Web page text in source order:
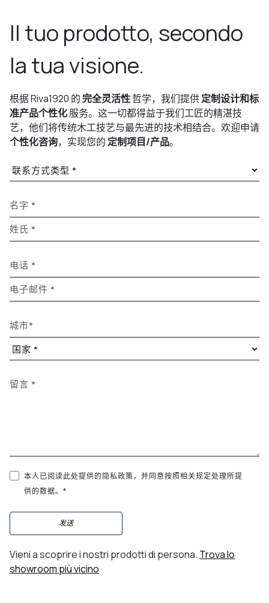
Il tuo prodotto, secondo
la tua visione.
根据 Riva1920 的完全灵活性哲学，我们提供定制设计和标
准产品个性化服务。这一切都得益于我们工匠的精湛技
艺，他们将传统木工技艺与最先进的技术相结合。欢迎申请
个性化咨询，实现您的 定制项目/产品。
本人已阅读此处提供的隐私政策，并同意按照相关规定处理所提
供的数据。*
发送
Vieni a scoprire i nostri prodotti di persona. Trova lo
showroom più vicino